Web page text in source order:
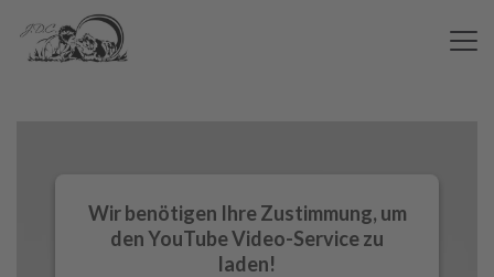
Wir benötigen Ihre Zustimmung, um
den YouTube Video-Service zu
laden!